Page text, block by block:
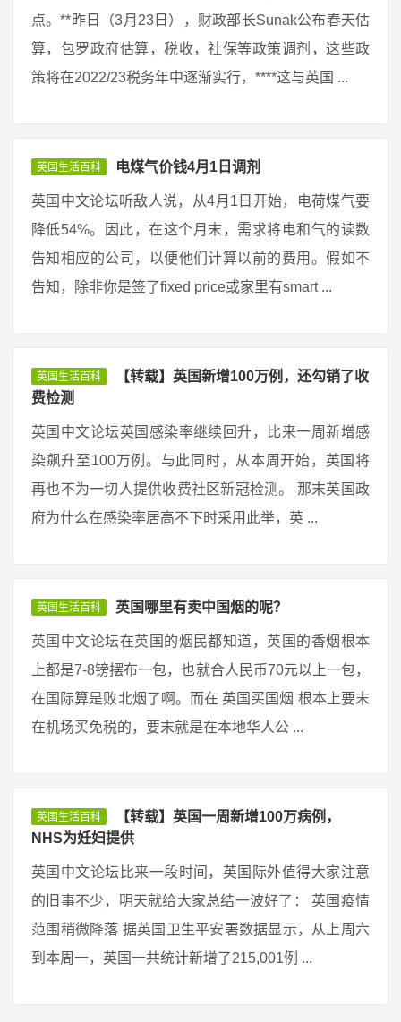
点。**昨日（3月23日），财政部长Sunak公布春天估
算，包罗政府估算，税收，社保等政策调剂，这些政
策将在2022/23税务年中逐渐实行，****这与英国 ...
英国生活百科 电煤气价钱4月1日调剂
英国中文论坛听敌人说，从4月1日开始，电荷煤气要
降低54%。因此，在这个月末，需求将电和气的读数
告知相应的公司，以便他们计算以前的费用。假如不
告知，除非你是签了fixed price或家里有smart ...
英国生活百科
【转载】英国新增100万例，还勾销了收
费检测
英国中文论坛英国感染率继续回升，比来一周新增感
染飙升至100万例。与此同时，从本周开始，英国将
再也不为一切人提供收费社区新冠检测。 那末英国政
府为什么在感染率居高不下时采用此举，英 ...
英国生活百科 英国哪里有卖中国烟的呢？
英国中文论坛在英国的烟民都知道，英国的香烟根本
上都是7-8镑摆布一包，也就合人民币70元以上一包，
在国际算是败北烟了啊。而在 英国买国烟 根本上要末
在机场买免税的，要末就是在本地华人公 ...
英国生活百科
【转载】英国一周新增100万病例，
NHS为妊妇提供
英国中文论坛比来一段时间，英国际外值得大家注意
的旧事不少，明天就给大家总结一波好了： 英国疫情
范围稍微降落 据英国卫生平安署数据显示，从上周六
到本周一，英国一共统计新增了215,001例 ...